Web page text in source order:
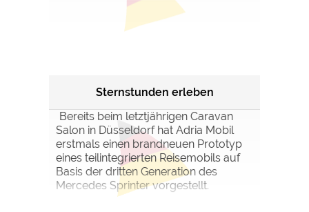
Sternstunden erleben
Bereits beim letztjährigen Caravan
Salon in Düsseldorf hat Adria Mobil
erstmals einen brandneuen Prototyp
eines teilintegrierten Reisemobils auf
Basis der dritten Generation des
Mercedes Sprinter vorgestellt.